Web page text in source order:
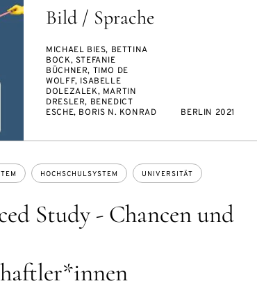
Bild / Sprache
MICHAEL BIES, BETTINA
BOCK, STEFANIE
BÜCHNER, TIMO DE
WOLFF, ISABELLE
DOLEZALEK, MARTIN
DRESLER, BENEDICT
ESCHE, BORIS N. KONRAD
BERLIN 2021
Study - Chancen und
HOCHSCHULSYSTEM UNIVERSITÄT